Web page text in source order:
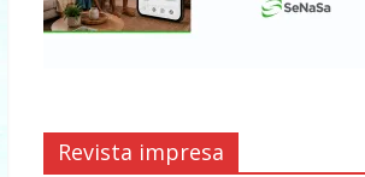
Revista impresa